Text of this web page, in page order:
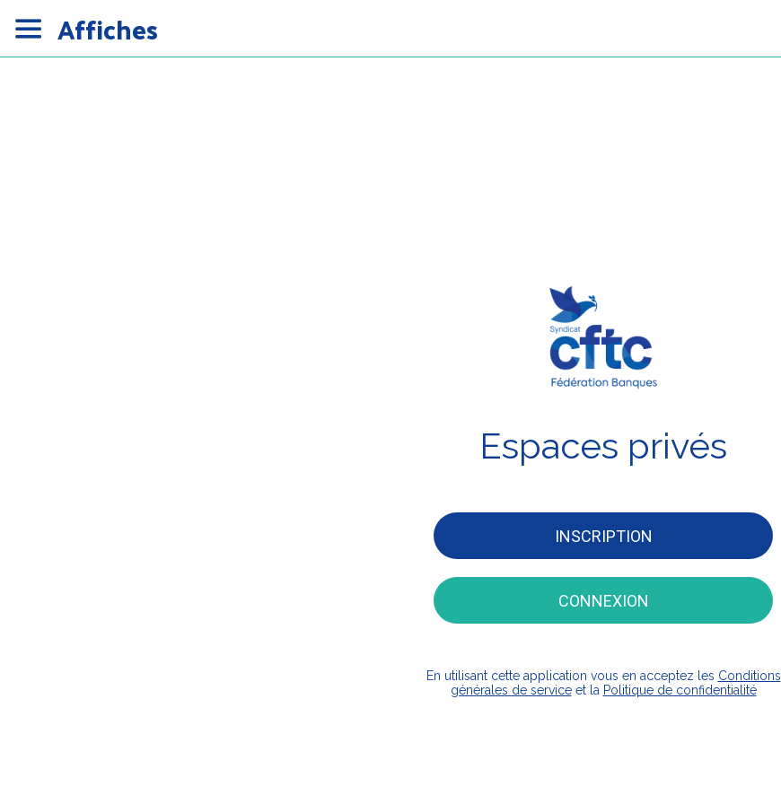
Affiches
Espaces privés
INSCRIPTION
CONNEXION
En utilisant cette application vous en acceptez les Conditions
générales de serviceet la Politique de confidentialité